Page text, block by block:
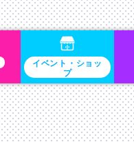
イベント・ショッ
プ